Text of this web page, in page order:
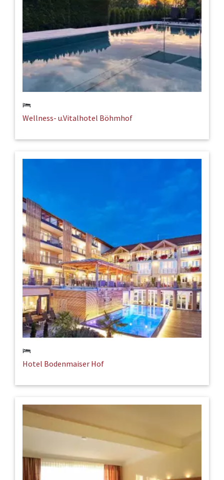
Wellness- u.Vitalhotel Böhmhof
Hotel Bodenmaiser Hof